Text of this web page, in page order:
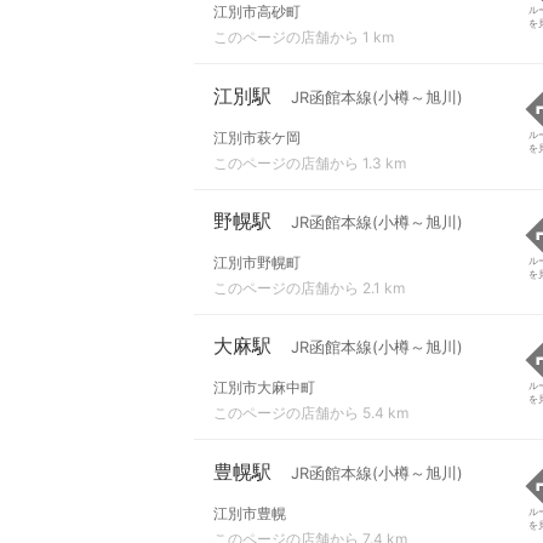
江別市高砂町
このページの店舗から 1 km
ル
を
江別駅 JR函館本線(小樽～旭川)
江別市萩ケ岡
このページの店舗から 1.3 km
ル
を
野幌駅 JR函館本線(小樽～旭川)
江別市野幌町
このページの店舗から 2.1 km
ル
を
大麻駅 JR函館本線(小樽～旭川)
江別市大麻中町
このページの店舗から 5.4 km
ル
を
豊幌駅 JR函館本線(小樽～旭川)
江別市豊幌
このページの店舗から 7.4 km
ル
を